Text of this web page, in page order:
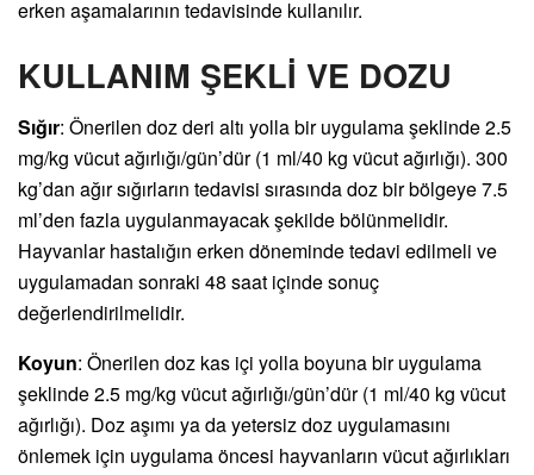
erken aşamalarının tedavisinde kullanılır.
KULLANIM ŞEKLİ VE DOZU
Sığır: Önerilen doz deri altı yolla bir uygulama şeklinde 2.5
mg/kg vücut ağırlığı/gün’dür (1 ml/40 kg vücut ağırlığı). 300
kg’dan ağır sığırların tedavisi sırasında doz bir bölgeye 7.5
ml’den fazla uygulanmayacak şekilde bölünmelidir.
Hayvanlar hastalığın erken döneminde tedavi edilmeli ve
uygulamadan sonraki 48 saat içinde sonuç
değerlendirilmelidir.
Koyun: Önerilen doz kas içi yolla boyuna bir uygulama
şeklinde 2.5 mg/kg vücut ağırlığı/gün’dür (1 ml/40 kg vücut
ağırlığı). Doz aşımı ya da yetersiz doz uygulamasını
önlemek için uygulama öncesi hayvanların vücut ağırlıkları